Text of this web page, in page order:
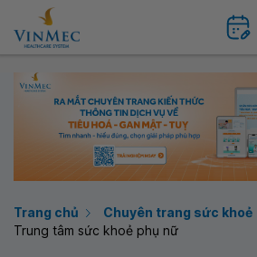
Trang chủ
Chuyên trang sức khoẻ
Trung tâm sức khoẻ phụ nữ